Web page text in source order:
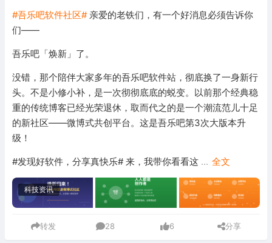
#吾乐吧软件社区#亲爱的老铁们，有一个好消息必须告诉你
们——
吾乐吧「焕新」了。
没错，那个陪伴大家多年的吾乐吧软件站，彻底换了一身新行
头。不是小修小补，是一次彻彻底底的蜕变。以前那个经典稳
重的传统博客已经光荣退休，取而代之的是一个潮流范儿十足
的新社区——微博式共创平台。这是吾乐吧第3次大版本升
级！
#发现好软件，分享真快乐# 来，我带你看看这 ... 全文
科技资讯
转发 28 6 分享